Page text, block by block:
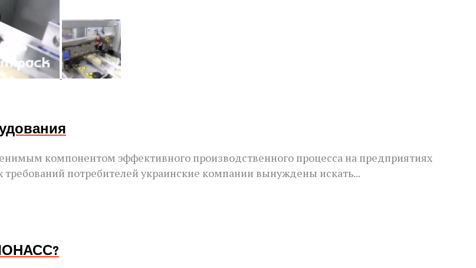
компонентом эффективного производственного процесса на предприятиях
потребителей украинские компании вынуждены искать...